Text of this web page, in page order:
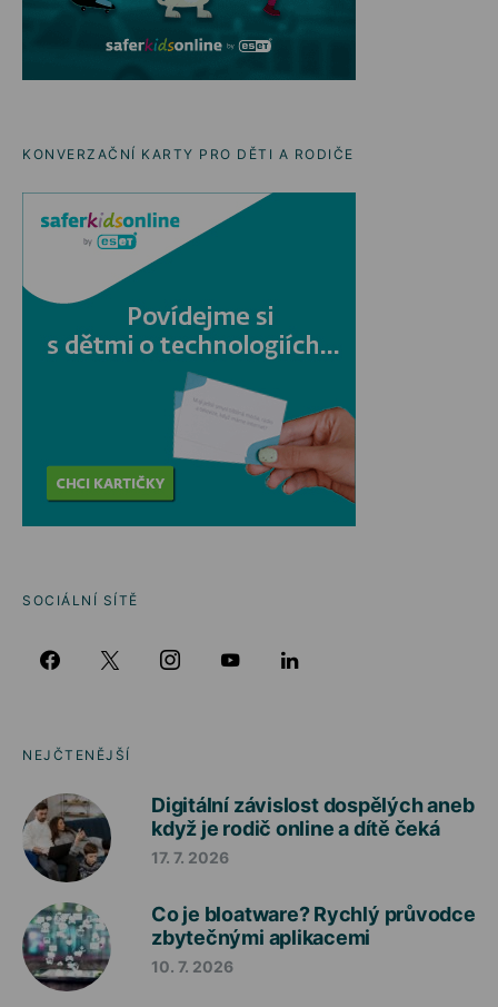
KONVERZAČNÍ KARTY PRO DĚTI A RODIČE
SOCIÁLNÍ SÍTĚ
NEJČTENĚJŠÍ
Digitální závislost dospělých aneb
když je rodič online a dítě čeká
17. 7. 2026
Co je bloatware? Rychlý průvodce
zbytečnými aplikacemi
10. 7. 2026